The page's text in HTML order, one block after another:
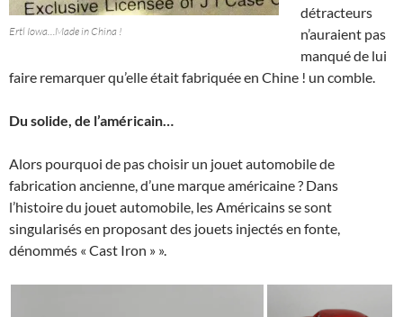
Ertl Iowa…Made in China !
détracteurs
n’auraient pas
manqué de lui
faire remarquer qu’elle était fabriquée en Chine ! un comble.
Du solide, de l’américain…
Alors pourquoi de pas choisir un jouet automobile de
fabrication ancienne, d’une marque américaine ? Dans
l’histoire du jouet automobile, les Américains se sont
singularisés en proposant des jouets injectés en fonte,
dénommés « Cast Iron » ».